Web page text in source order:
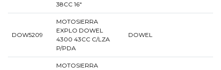
38CC 16"
DOW5209
MOTOSIERRA
EXPLO DOWEL
4300 43CC C/LZA
P/PDA
DOWEL
MOTOSIERRA